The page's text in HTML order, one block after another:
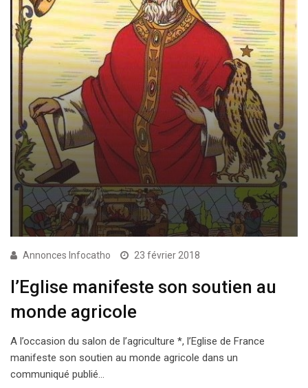
Annonces Infocatho 23 février 2018
l’Eglise manifeste son soutien au
monde agricole
A l’occasion du salon de l’agriculture *, l’Eglise de France
manifeste son soutien au monde agricole dans un
communiqué publié…